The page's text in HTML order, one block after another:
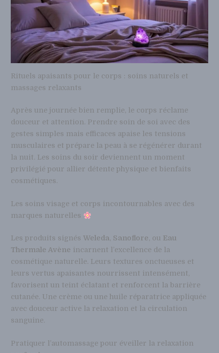
Rituels apaisants pour le corps : soins naturels et
massages relaxants
Après une journée bien remplie, le corps réclame
douceur et attention. Prendre soin de soi avec des
gestes simples mais efficaces apaise les tensions
musculaires et prépare la peau à se régénérer durant
la nuit. Les soins du soir deviennent un moment
privilégié pour allier détente physique et bienfaits
cosmétiques.
Les soins visage et corps incontournables avec des
marques naturelles
Les produits signésWeleda, Sanoflore, ou Eau
Thermale Avène incarnent l’excellence de la
cosmétique naturelle. Leurs textures onctueuses et
leurs vertus apaisantes nourrissent intensément,
favorisent un teint éclatant et renforcent la barrière
cutanée. Une crème ou une huile réparatrice appliquée
avec douceur active la relaxation et la circulation
sanguine.
Pratiquer l’automassage pour éveiller la relaxation